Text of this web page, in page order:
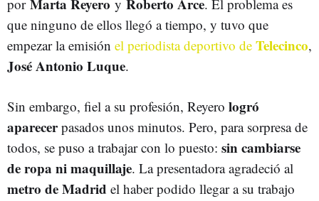
por Marta Reyero y Roberto Arce. El problema es
que ninguno de ellos llegó a tiempo, y tuvo que
empezar la emisión el periodista deportivo de Telecinco,
José Antonio Luque.
Sin embargo, fiel a su profesión, Reyero logró
aparecerpasados unos minutos. Pero, para sorpresa de
todos, se puso a trabajar con lo puesto: sin cambiarse
de ropa ni maquillaje. La presentadora agradeció al
metro de Madrid el haber podido llegar a su trabajo